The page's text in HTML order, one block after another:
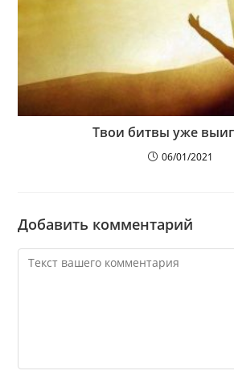
Твои битвы уже
06/01/2021
Добавить комментарий